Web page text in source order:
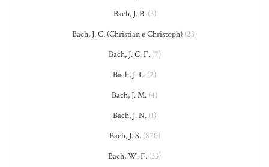
Bach, J. B.(3)
Bach, J. C. (Christian e Christoph) (23)
Bach, J. C. F.(7)
Bach, J. L. (2)
Bach, J. M. (4)
Bach, J. N. (1)
Bach, J. S.(870)
Bach, W. F. (33)